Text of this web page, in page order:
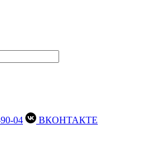
04
ВКОНТАКТЕ